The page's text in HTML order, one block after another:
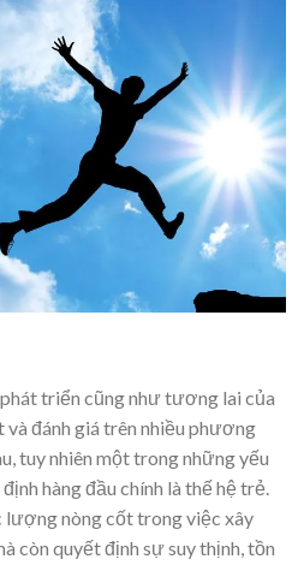
triển cũng như tương lai của
đánh giá trên nhiều phương
tuy nhiên một trong những yếu
hàng đầu chính là thế hệ trẻ.
lượng nòng cốt trong việc xây
còn quyết định sự suy thịnh, tồn